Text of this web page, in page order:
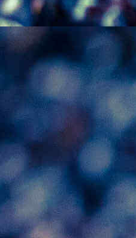
°C)
: Post-
froid, avec remontages
Fermentation
: En
pendant 12 mois
Œnologue : Laure
Millésimes disponibles